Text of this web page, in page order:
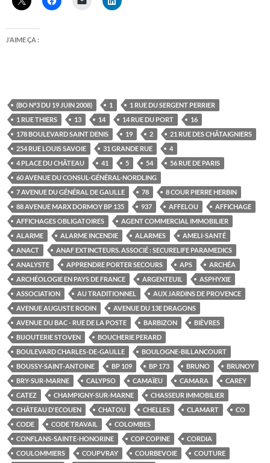
J’AIME ÇA :
(BO N°3 DU 19 JUIN 2008) 1
1 RUE DU SERGENT PERRIER
1 RUE THIERS
13 14 14 RUE DU PORT
16
178 BOULEVARD SAINT DENIS
19 2
21 RUE DES CHÂTAIGNIERS
254 RUE LOUIS SAVOIE
31 GRANDE RUE
4
4 PLACE DU CHÂTEAU
41 5 54
56 RUE DE PARIS
60 AVENUE DU CONSUL-GÉNÉRAL-NORDLING
7 AVENUE DU GÉNÉRAL DE GAULLE
78
8 COUR PIERRE HERBIN
88 AVENUE MARX DORMOY BP 135
937 AFFELOU
AFFICHAGE
AFFICHAGES OBLIGATOIRES
AGENT COMMERCIAL IMMOBILIER
ALARME
ALARME INCENDIE ALARMES
AMELI-SANTÉ
ANACT
ANAF EXTINCTEURS. ASSOCIÉ : SECURELIFE PARAMEDICS
ANALYSTE
APPRENDRE PORTER SECOURS APS
ARCHÉA
ARCHÉOLOGIE EN PAYS DE FRANCE
ARGENTEUIL
ASPHYXIE
ASSOCIATION
AU TRADITIONNEL
AUX JARDINS DE PROVENCE
AVENUE AUGUSTE RODIN
AVENUE DU 13E DRAGONS
AVENUE DU BAC - RUE DE LA POSTE
BARBIZON
BIÈVRES
BIJOUTERIE STOVEN
BOUCHERIE PERARD
BOULEVARD CHARLES-DE-GAULLE
BOULOGNE-BILLANCOURT
BOUSSY-SAINT-ANTOINE
BP 109 BP 173 BRUNO
BRUNOY
BRY-SUR-MARNE
CALYPSO CAMAÏEU CAMARA
CAREY
CATEZ
CHAMPIGNY-SUR-MARNE
CHASSEUR IMMOBILIER
CHÂTEAU D'ECOUEN
CHATOU CHELLES CLAMART
CO
CODE
CODE TRAVAIL
COLOMBES
CONFLANS-SAINTE-HONORINE
COP COPINE
CORDIA
COULOMMIERS
COUPVRAY COURBEVOIE
COUTURE